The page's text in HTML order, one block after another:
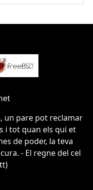
un pare pot reclamar
i tot quan els qui et
de poder, la teva
- El regne del cel